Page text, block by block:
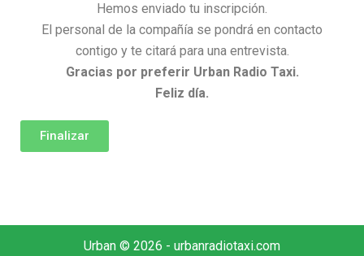
Hemos enviado tu inscripción.
El personal de la compañía se pondrá en contacto
contigo y te citará para una entrevista.
Gracias por preferir Urban Radio Taxi.
Feliz día.
Finalizar
Urban © 2026 - urbanradiotaxi.com